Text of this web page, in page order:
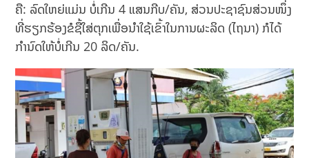
ຄື: ລົດໃຫຍ່ແມ່ນ ບໍ່ເກີນ 4 ແສນກີບ/ຄັນ, ສ່ວນປະຊາຊົນສ່ວນໜຶ່ງ
ທີ່ຮຽກຮ້ອງຂໍຊື້ໃສ່ຕຸກເພື່ອນຳໃຊ້ເຂົ້າໃນການຜະລິດ (ໄຖນາ) ກໍໄດ້
ກຳນົດໃຫ້ບໍ່ເກີນ 20 ລິດ/ຄັນ.